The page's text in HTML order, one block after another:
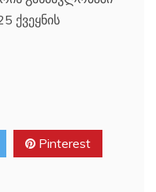
ქვეყნის
Pinterest